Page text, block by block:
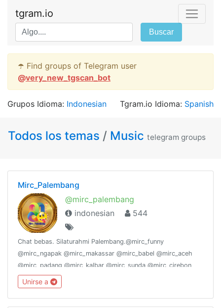
tgram.io
Buscar
☂️ Find groups of Telegram user
@very_new_tgscan_bot
Grupos Idioma: Indonesian Tgram.io Idioma: Spanish
Todos los temas / Music telegram groups
Mirc_Palembang
@mirc_palembang
indonesian
544
Chat bebas. Silaturahmi Palembang.@mirc_funny
@mirc_ngapak @mirc_makassar @mirc_babel @mirc_aceh
@mirc_padang @mirc_kalbar @mirc_sunda @mirc_cirebon
@mirc_sukabumi @mirc_suramadu @mirc_joglosemar
@mirc_bekasi @mirc_pekanbaru @mirc_jogja @mirc_ambon,
Unirse a